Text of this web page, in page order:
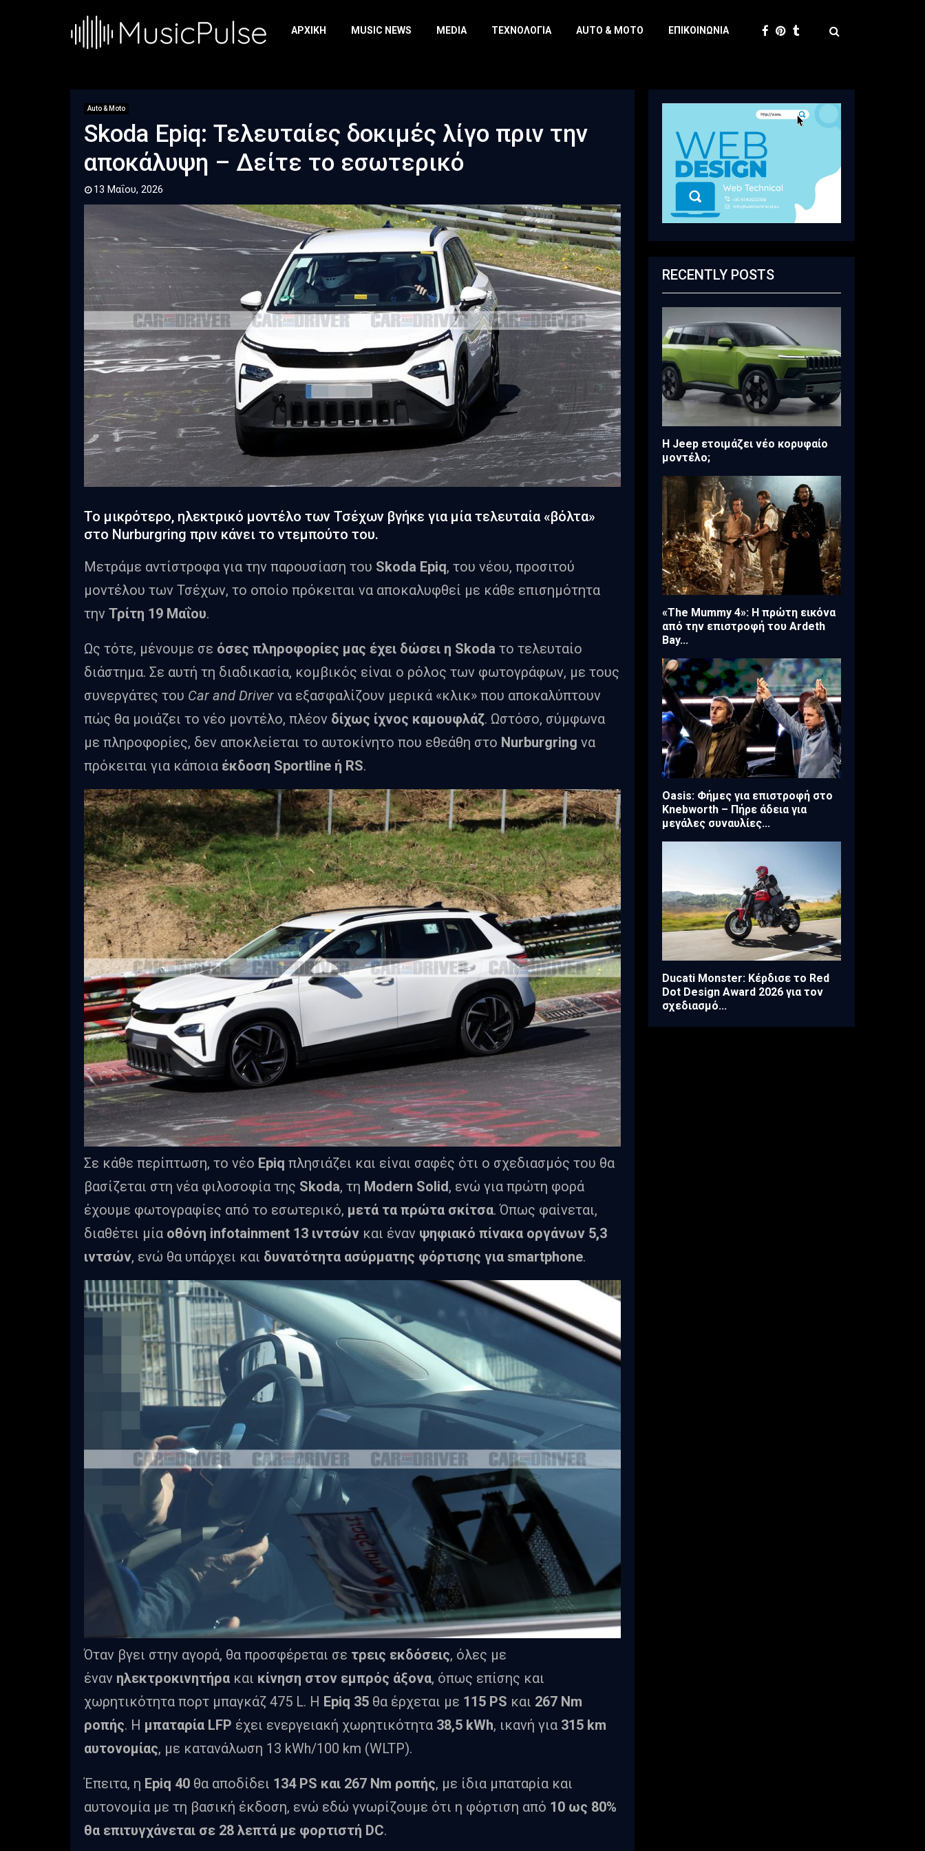
ΑΡΧΙΚΉ MUSIC NEWS MEDIA ΤΕΧΝΟΛΟΓΊΑ AUTO & MOTO ΕΠΙΚΟΙΝΩΝΊΑ
Auto & Moto
Skoda Epiq: Τελευταίες δοκιμές λίγο πριν την
αποκάλυψη – Δείτε το εσωτερικό
13 Μαΐου, 2026
Το μικρότερο, ηλεκτρικό μοντέλο των Τσέχων βγήκε για μία τελευταία «βόλτα»
στο Nurburgring πριν κάνει το ντεμπούτο του.
Μετράμε αντίστροφα για την παρουσίαση του Skoda Epiq, του νέου, προσιτού
μοντέλου των Τσέχων, το οποίο πρόκειται να αποκαλυφθεί με κάθε επισημότητα
την Τρίτη 19 Μαΐου.
Ως τότε, μένουμε σε όσες πληροφορίες μας έχει δώσει η Skoda το τελευταίο
διάστημα. Σε αυτή τη διαδικασία, κομβικός είναι ο ρόλος των φωτογράφων, με τους
συνεργάτες του Car and Driver να εξασφαλίζουν μερικά «κλικ» που αποκαλύπτουν
πώς θα μοιάζει το νέο μοντέλο, πλέον δίχως ίχνος καμουφλάζ. Ωστόσο, σύμφωνα
με πληροφορίες, δεν αποκλείεται το αυτοκίνητο που εθεάθη στο Nurburgring να
πρόκειται για κάποια έκδοση Sportline ή RS.
Σε κάθε περίπτωση, το νέο Epiq πλησιάζει και είναι σαφές ότι ο σχεδιασμός του θα
βασίζεται στη νέα φιλοσοφία της Skoda, τη Modern Solid, ενώ για πρώτη φορά
έχουμε φωτογραφίες από το εσωτερικό, μετά τα πρώτα σκίτσα. Όπως φαίνεται,
διαθέτει μία οθόνη infotainment 13 ιντσών και έναν ψηφιακό πίνακα οργάνων 5,3
ιντσών, ενώ θα υπάρχει και δυνατότητα ασύρματης φόρτισης για smartphone.
Όταν βγει στην αγορά, θα προσφέρεται σε τρεις εκδόσεις, όλες με
έναν ηλεκτροκινητήρα και κίνηση στον εμπρός άξονα, όπως επίσης και
χωρητικότητα πορτ μπαγκάζ 475 L. Η Epiq 35 θα έρχεται με 115 PS και 267 Nm
ροπής. Η μπαταρία LFP έχει ενεργειακή χωρητικότητα 38,5 kWh, ικανή για 315 km
αυτονομίας, με κατανάλωση 13 kWh/100 km (WLTP).
Έπειτα, η Epiq 40 θα αποδίδει 134 PS και 267 Nm ροπής, με ίδια μπαταρία και
αυτονομία με τη βασική έκδοση, ενώ εδώ γνωρίζουμε ότι η φόρτιση από 10 ως 80%
θα επιτυγχάνεται σε 28 λεπτά με φορτιστή DC.
RECENTLY POSTS
H Jeep ετοιμάζει νέο κορυφαίο
μοντέλο;
«The Mummy 4»: Η πρώτη εικόνα
από την επιστροφή του Ardeth
Bay...
Oasis: Φήμες για επιστροφή στο
Knebworth – Πήρε άδεια για
μεγάλες συναυλίες...
Ducati Monster: Κέρδισε το Red
Dot Design Award 2026 για τον
σχεδιασμό...